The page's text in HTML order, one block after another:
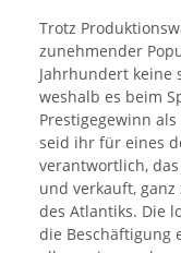
Trotz
zunehmender
Jahrhundert keine
weshalb es beim
Prestigegewinn
seid ihr für eines
verantwortlich,
und verkauft,
des Atlantiks. Die
die Beschäftigung